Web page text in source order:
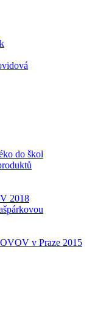
do škol
2018
v Praze 2015